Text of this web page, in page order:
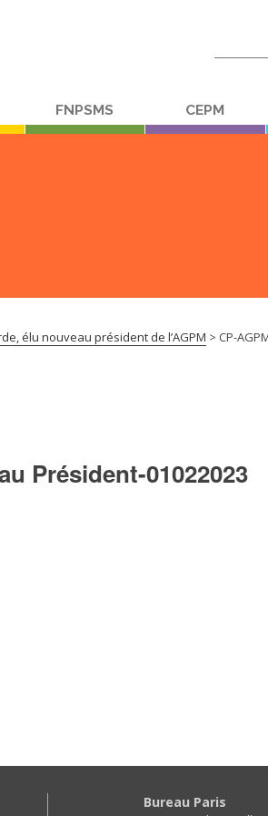
:
FNPSMS CEPM
élu nouveau président de l’AGPM > CP-
Président-01022023
Bureau Paris